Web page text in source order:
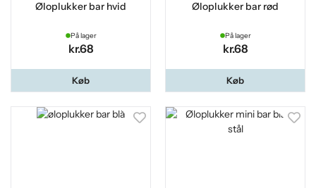
Øloplukker bar hvid
På lager
kr.68
Køb
Øloplukker bar rød
På lager
kr.68
Køb